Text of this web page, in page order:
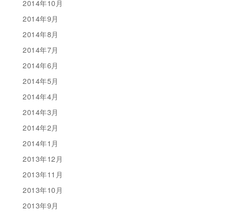
2014年10月
2014年9月
2014年8月
2014年7月
2014年6月
2014年5月
2014年4月
2014年3月
2014年2月
2014年1月
2013年12月
2013年11月
2013年10月
2013年9月